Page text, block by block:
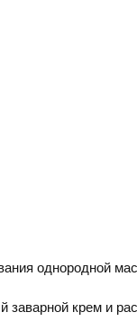
однородной
крем и